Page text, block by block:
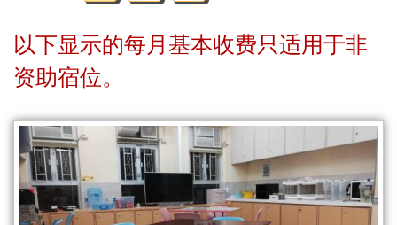
以下显示的每月基本收费只适用于非
资助宿位。